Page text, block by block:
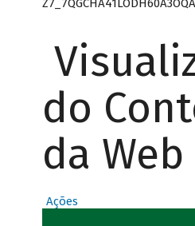
do
da Web
Ações